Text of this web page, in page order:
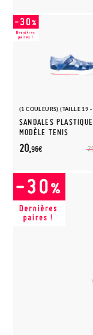
(1 COULEURS) (TAILLE 19 -
SANDALES
MODÈLE TENIS
20,96€